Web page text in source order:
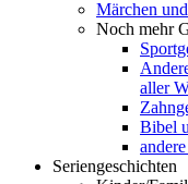
Märchen
Noch mehr
aller
Bibel
Seriengeschichten